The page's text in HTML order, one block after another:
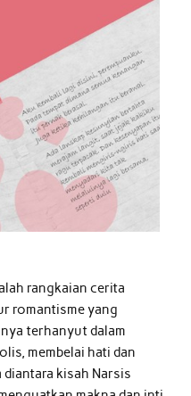
rangkaian cerita
romantisme yang
terhanyut dalam
membelai hati dan
diantara kisah Narsis